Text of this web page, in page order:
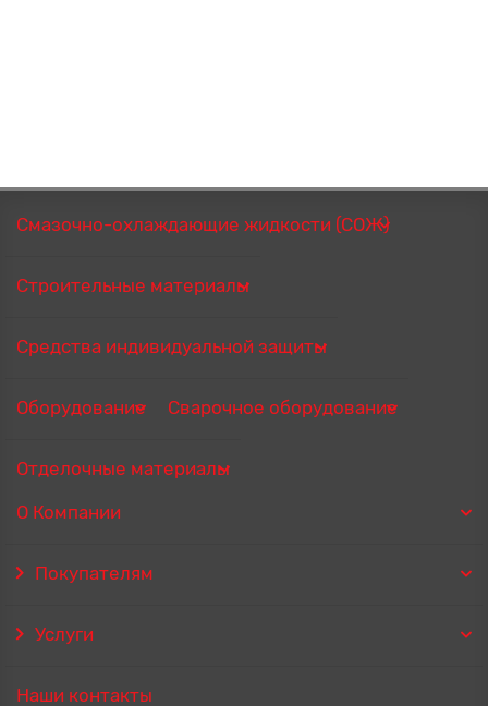
Смазочно-охлаждающие жидкости (СОЖ)
Строительные материалы
Средства индивидуальной защиты
Оборудование Сварочное оборудование
Отделочные материалы
О Компании
Покупателям
Услуги
Наши контакты